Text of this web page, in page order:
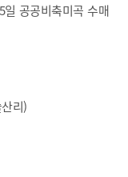
공공비축미곡 수매
리)